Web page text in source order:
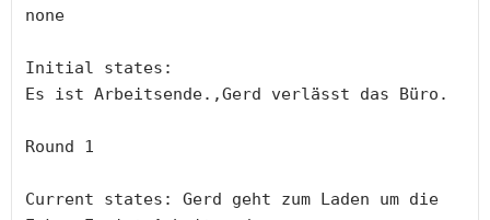
none
Initial states:
Es ist Arbeitsende.,Gerd verlässt das Büro.
Round 1
Current states: Gerd geht zum Laden um die